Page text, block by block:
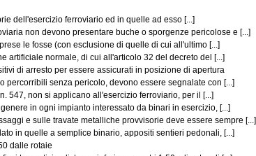
dell'esercizio ferroviario ed in quelle ad esso [...]
non devono presentare buche o sporgenze pericolose e [...]
le fosse (con esclusione di quelle di cui all'ultimo [...]
normale, di cui all'articolo 32 del decreto del [...]
di arresto per essere assicurati in posizione di apertura
senza pericolo, devono essere segnalate con [...]
non si applicano all'esercizio ferroviario, per il [...]
in ogni impianto interessato da binari in esercizio, [...]
e sulle travate metalliche provvisorie deve essere sempre [...]
in quelle a semplice binario, appositi sentieri pedonali, [...]
dalle rotaie